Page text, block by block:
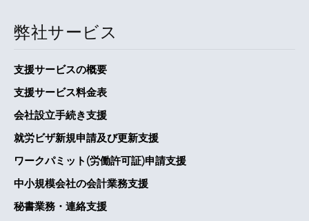
弊社サービス
支援サービスの概要
支援サービス料金表
会社設立手続き支援
就労ビザ新規申請及び更新支援
ワークパミット(労働許可証)申請支援
中小規模会社の会計業務支援
秘書業務・連絡支援